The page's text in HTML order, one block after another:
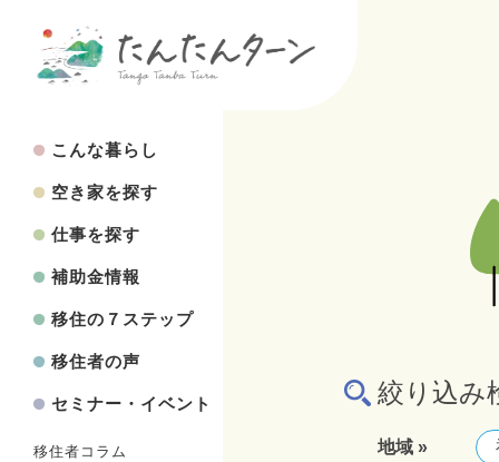
こんな暮らし
空き家を探す
仕事を探す
補助金情報
移住の７ステップ
移住者の声
セミナー・イベント
移住者コラム
絞り込み
地域 »